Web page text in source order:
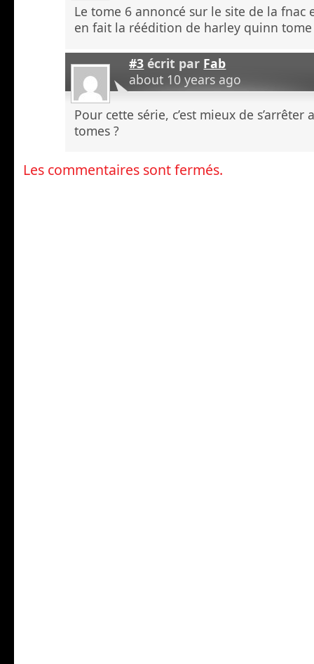
Le tome 6 annoncé sur le site de la fnac
en fait la réédition de harley quinn
#3 écrit par Fab
about 10 years ago
Pour cette série, c’est mieux de
tomes ?
Les commentaires sont fermés.